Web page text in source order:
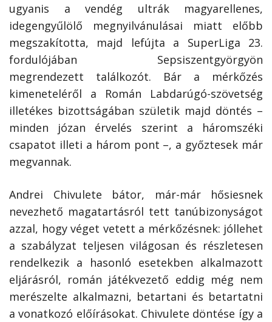
ugyanis a vendég ultrák magyarellenes,
idegengyűlölő megnyilvánulásai miatt előbb
megszakította, majd lefújta a SuperLiga 23.
fordulójában Sepsiszentgyörgyön
megrendezett találkozót. Bár a mérkőzés
kimeneteléről a Román Labdarúgó-szövetség
illetékes bizottságában születik majd döntés –
minden józan érvelés szerint a háromszéki
csapatot illeti a három pont –, a győztesek már
megvannak.
Andrei Chivulete bátor, már-már hősiesnek
nevezhető magatartásról tett tanúbizonyságot
azzal, hogy véget vetett a mérkőzésnek: jóllehet
a szabályzat teljesen világosan és részletesen
rendelkezik a hasonló esetekben alkalmazott
eljárásról, román játékvezető eddig még nem
merészelte alkalmazni, betartani és betartatni
a vonatkozó előírásokat. Chivulete döntése így a